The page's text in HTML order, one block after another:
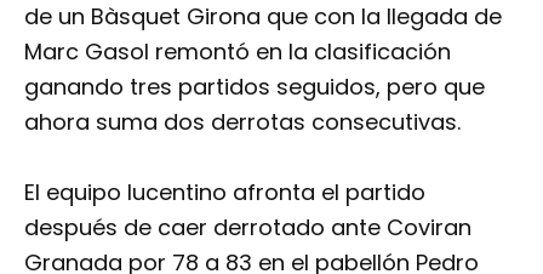
de un Bàsquet Girona que con la llegada de
Marc Gasol remontó en la clasificación
ganando tres partidos seguidos, pero que
ahora suma dos derrotas consecutivas.
El equipo lucentino afronta el partido
después de caer derrotado ante Coviran
Granada por 78 a 83 en el pabellón Pedro